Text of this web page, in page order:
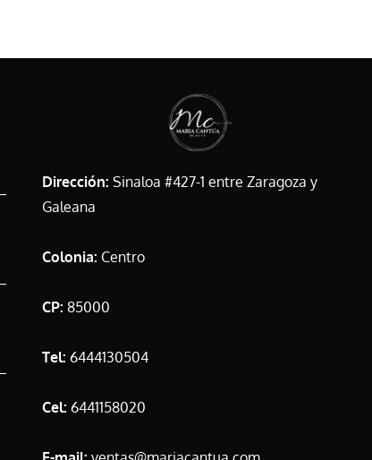
Dirección: Sinaloa #427-1 entre Zaragoza y
Galeana
Colonia: Centro
CP: 85000
Tel: 6444130504
Cel: 6441158020